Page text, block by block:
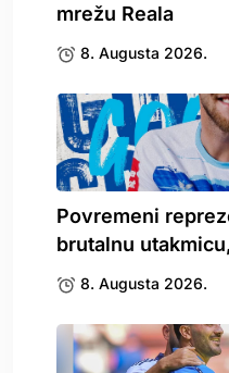
mrežu Reala
8. Augusta 2026.
Povremeni
brutalnu
8. Augusta 2026.